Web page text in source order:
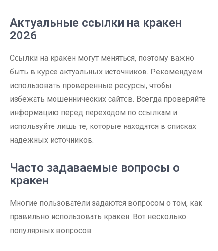
Актуальные ссылки на кракен
2026
Ссылки на кракен могут меняться, поэтому важно
быть в курсе актуальных источников. Рекомендуем
использовать проверенные ресурсы, чтобы
избежать мошеннических сайтов. Всегда проверяйте
информацию перед переходом по ссылкам и
используйте лишь те, которые находятся в списках
надежных источников.
Часто задаваемые вопросы о
кракен
Многие пользователи задаются вопросом о том, как
правильно использовать кракен. Вот несколько
популярных вопросов: